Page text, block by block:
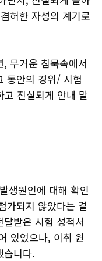
허한 자성의 계기로
무거운 침묵속에서
동안의 경위/ 시험
진실되게 안내 말
생원인에 대해 확인
가되지 않았다는 결
받은 시험 성적서
있었으나, 이취 원
습니다.